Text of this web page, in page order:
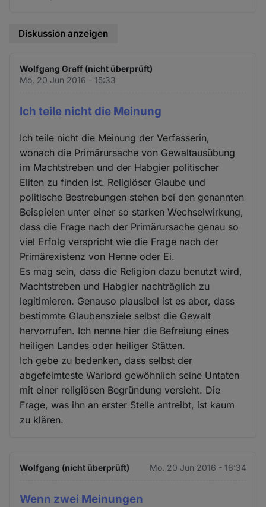
Diskussion anzeigen
Wolfgang Graff (nicht überprüft)
Mo. 20 Jun 2016 - 15:33
Ich teile nicht die Meinung
Ich teile nicht die Meinung der Verfasserin,
wonach die Primärursache von Gewaltausübung
im Machtstreben und der Habgier politischer
Eliten zu finden ist. Religiöser Glaube und
politische Bestrebungen stehen bei den genannten
Beispielen unter einer so starken Wechselwirkung,
dass die Frage nach der Primärursache genau so
viel Erfolg verspricht wie die Frage nach der
Primärexistenz von Henne oder Ei.
Es mag sein, dass die Religion dazu benutzt wird,
Machtstreben und Habgier nachträglich zu
legitimieren. Genauso plausibel ist es aber, dass
bestimmte Glaubensziele selbst die Gewalt
hervorrufen. Ich nenne hier die Befreiung eines
heiligen Landes oder heiliger Stätten.
Ich gebe zu bedenken, dass selbst der
abgefeimteste Warlord gewöhnlich seine Untaten
mit einer religiösen Begründung versieht. Die
Frage, was ihn an erster Stelle antreibt, ist kaum
zu klären.
Wolfgang (nicht überprüft) Mo. 20 Jun 2016 - 16:34
Wenn zwei Meinungen